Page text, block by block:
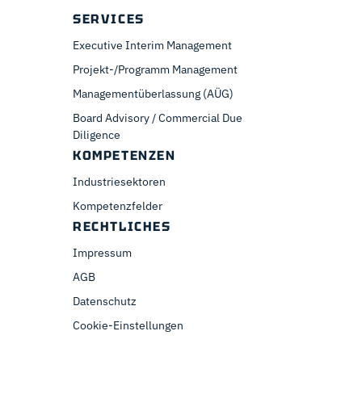
SERVICES
Executive Interim Management
Projekt-/Programm Management
Managementüberlassung (AÜG)
Board Advisory / Commercial Due
Diligence
KOMPETENZEN
Industriesektoren
Kompetenzfelder
RECHTLICHES
Impressum
AGB
Datenschutz
Cookie-Einstellungen